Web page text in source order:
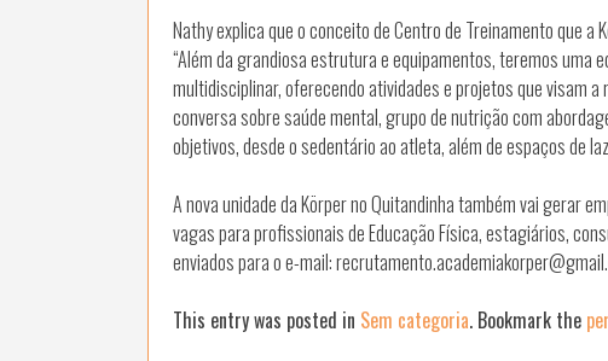
Nathy explica que o conceito de Centro de Treinamento que
“Além da grandiosa estrutura e equipamentos, teremos uma
multidisciplinar, oferecendo atividades e projetos que visam
conversa sobre saúde mental, grupo de nutrição com
objetivos, desde o sedentário ao atleta, além de espaços de
A nova unidade da Körper no Quitandinha também vai gerar
vagas para profissionais de Educação Física, estagiários,
enviados para o e-mail:
This entry was posted in Sem categoria. Bookmark the